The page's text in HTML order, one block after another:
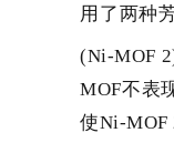
用了两种
(Ni-MOF 2
MOF不表
使Ni-MOF